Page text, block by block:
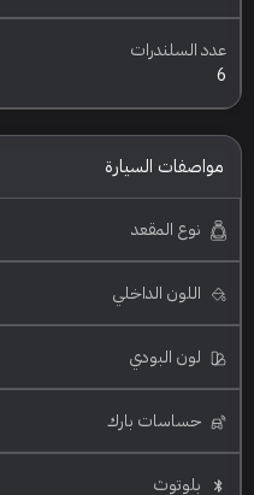
عدد السلندرات
6
مواصفات السيارة
نوع المقعد
اللون الداخلي
لون البودي
حساسات بارك
بلوتوث